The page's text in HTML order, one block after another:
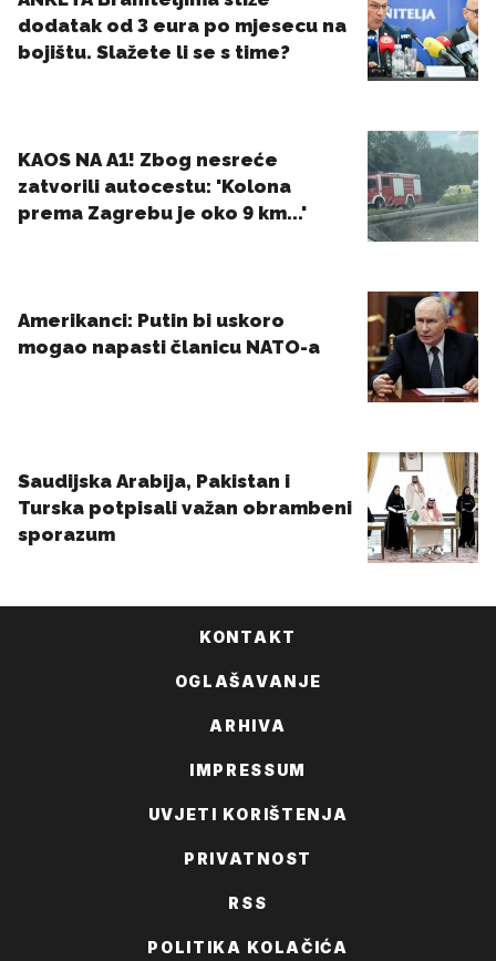
KONTAKT
OGLAŠAVANJE
ARHIVA
IMPRESSUM
UVJETI KORIŠTENJA
PRIVATNOST
RSS
POLITIKA KOLAČIĆA